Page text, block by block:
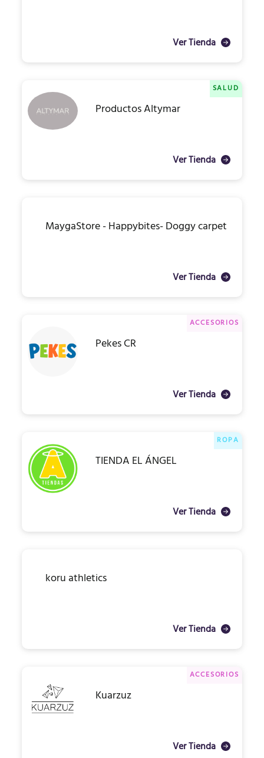
Ver Tienda
SALUD
Productos Altymar
Ver Tienda
MaygaStore - Happybites- Doggy carpet
Ver Tienda
ACCESORIOS
Pekes CR
Ver Tienda
ROPA
TIENDA EL ÁNGEL
Ver Tienda
koru athletics
Ver Tienda
ACCESORIOS
Kuarzuz
Ver Tienda